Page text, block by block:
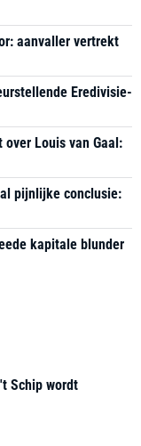
aanvaller vertrekt
Eredivisie-
Louis van Gaal:
pijnlijke conclusie:
kapitale blunder
Schip wordt